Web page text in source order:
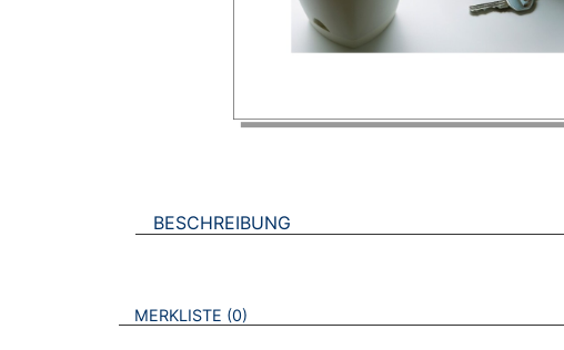
BESCHREIBUNG
VERWEISE AUF VERMERKTE- ODER ZULETZT
MERKLISTE 0